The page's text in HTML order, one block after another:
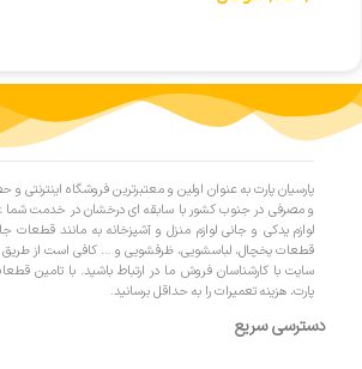
پارسیان پارت به عنوان اولین و معتبرترین فروشگاه اینترنتی
و مصرفی در جنوب کشور با سابقه ای درخشان در خدمت شما
لوازم یدکی و جانی لوازم منزل و آشپزخانه به مانند قطعات
قطعات یخچال، لباسشویی، ظرفشویی و … کافی است از طریق
سایت با کارشناسان فروش ما در ارتباط باشید. با تامین
پارت، هزینه تعمیرات را به حداقل برسانید.
دسترسی سریع